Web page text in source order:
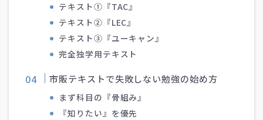
テキスト①『TAC』
テキスト②『LEC』
テキスト③『ユーキャン』
完全独学用テキスト
市販テキストで失敗しない勉強の始め方
まず科目の『骨組み』
『知りたい』を優先